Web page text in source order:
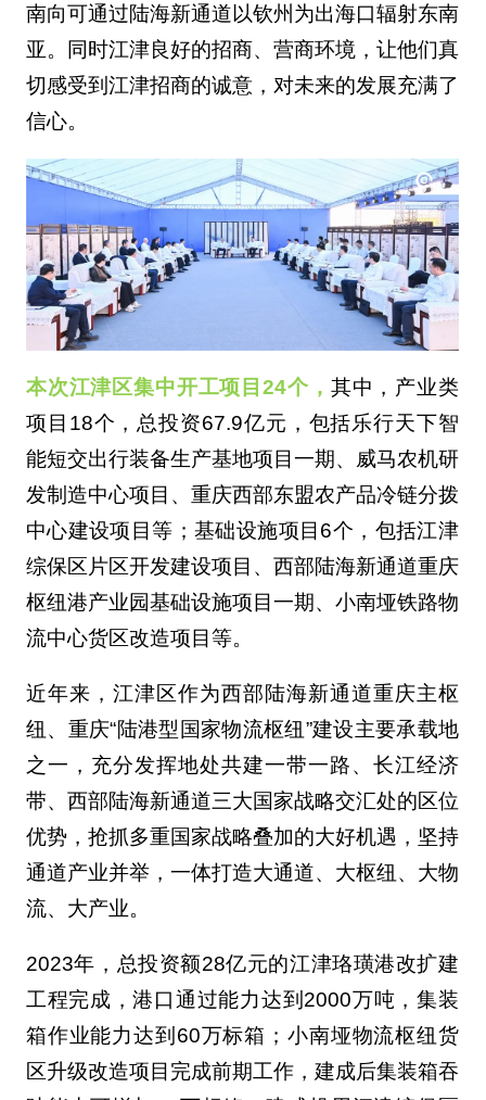
南向可通过陆海新通道以钦州为出海口辐射东南
亚。同时江津良好的招商、营商环境，让他们真
切感受到江津招商的诚意，对未来的发展充满了
信心。
本次江津区集中开工项目24个， 其中，产业类
项目18个，总投资67.9亿元，包括乐行天下智
能短交出行装备生产基地项目一期、威马农机研
发制造中心项目、重庆西部东盟农产品冷链分拨
中心建设项目等；基础设施项目6个，包括江津
综保区片区开发建设项目、西部陆海新通道重庆
枢纽港产业园基础设施项目一期、小南垭铁路物
流中心货区改造项目等。
近年来，江津区作为西部陆海新通道重庆主枢
纽、重庆“陆港型国家物流枢纽”建设主要承载地
之一，充分发挥地处共建一带一路、长江经济
带、西部陆海新通道三大国家战略交汇处的区位
优势，抢抓多重国家战略叠加的大好机遇，坚持
通道产业并举，一体打造大通道、大枢纽、大物
流、大产业。
2023年，总投资额28亿元的江津珞璜港改扩建
工程完成，港口通过能力达到2000万吨，集装
箱作业能力达到60万标箱；小南垭物流枢纽货
区升级改造项目完成前期工作，建成后集装箱吞